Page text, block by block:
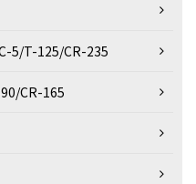
5/T-125/CR-235
CR-165